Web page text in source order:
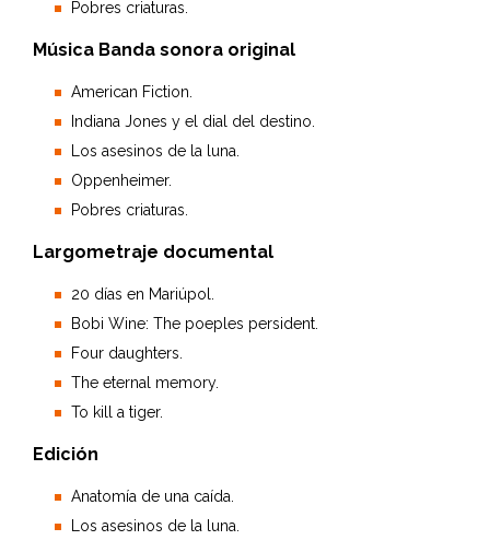
Pobres criaturas.
Música Banda sonora original
American Fiction.
Indiana Jones y el dial del destino.
Los asesinos de la luna.
Oppenheimer.
Pobres criaturas.
Largometraje documental
20 días en Mariúpol.
Bobi Wine: The poeples persident.
Four daughters.
The eternal memory.
To kill a tiger.
Edición
Anatomía de una caída.
Los asesinos de la luna.